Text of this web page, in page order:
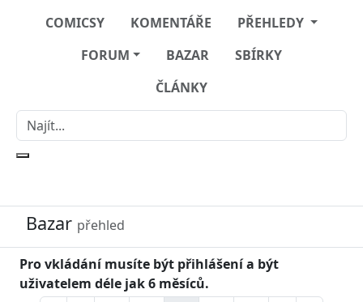
COMICSY KOMENTÁŘE
PŘEHLEDY
FORUM
BAZAR
SBÍRKY
ČLÁNKY
Bazar přehled
Pro vkládání musíte být přihlášení a být
uživatelem déle jak 6 měsíců.